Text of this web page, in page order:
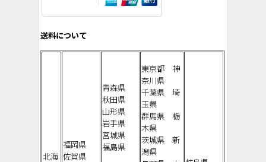
送料について
北海
福岡県
佐賀県
青森県
秋田県
山形県
岩手県
宮城県
福島県
東京都 神
奈川県
千葉県 埼
玉県
群馬県 栃
木県
茨城県 新
潟県